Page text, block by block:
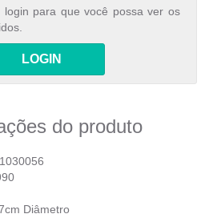
login para que você possa ver os
LOGIN
do produto
Diâmetro